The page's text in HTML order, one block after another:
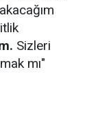
Sizleri
mı"